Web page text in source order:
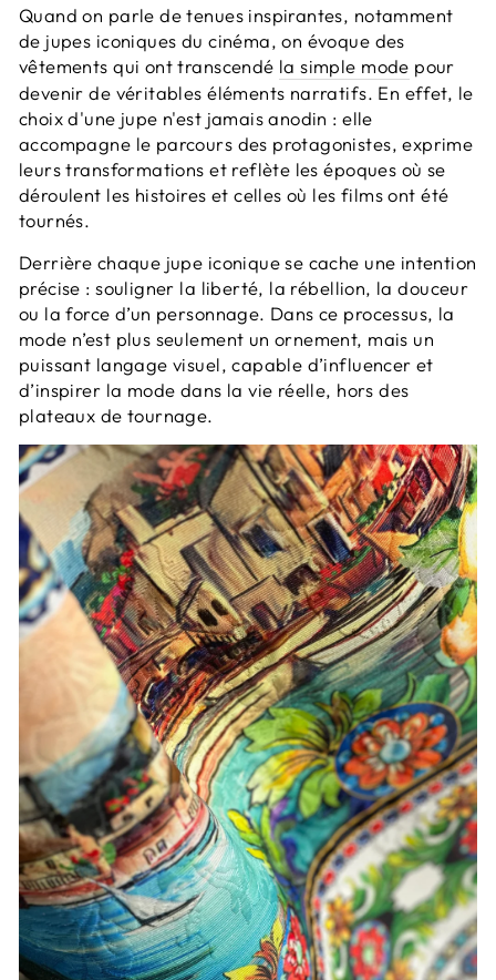
Quand on parle de tenues inspirantes, notamment
de jupes iconiques du cinéma, on évoque des
vêtements qui ont transcendé la simple mode pour
devenir de véritables éléments narratifs. En effet, le
choix d'une jupe n'est jamais anodin : elle
accompagne le parcours des protagonistes, exprime
leurs transformations et reflète les époques où se
déroulent les histoires et celles où les films ont été
tournés.
Derrière chaque jupe iconique se cache une intention
précise : souligner la liberté, la rébellion, la douceur
ou la force d’un personnage. Dans ce processus, la
mode n’est plus seulement un ornement, mais un
puissant langage visuel, capable d’influencer et
d’inspirer la mode dans la vie réelle, hors des
plateaux de tournage.